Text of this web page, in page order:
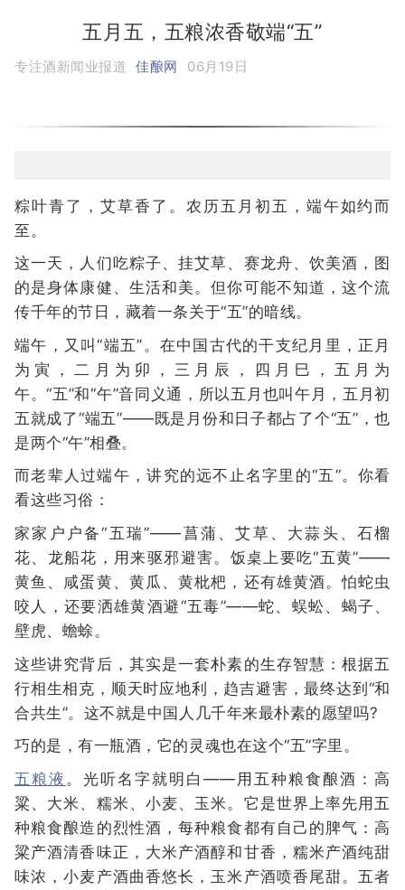
五月五，五粮浓香敬端“五”
专注酒新闻业报道 佳酿网 06月19日
粽叶青了，艾草香了。农历五月初五，端午如约而
至。
这一天，人们吃粽子、挂艾草、赛龙舟、饮美酒，图
的是身体康健、生活和美。但你可能不知道，这个流
传千年的节日，藏着一条关于“五”的暗线。
端午，又叫“端五”。在中国古代的干支纪月里，正月
为寅，二月为卯，三月辰，四月巳，五月为
午。“五”和“午”音同义通，所以五月也叫午月，五月初
五就成了“端五”——既是月份和日子都占了个“五”，也
是两个“午”相叠。
而老辈人过端午，讲究的远不止名字里的“五”。你看
看这些习俗：
家家户户备“五瑞”——菖蒲、艾草、大蒜头、石榴
花、龙船花，用来驱邪避害。饭桌上要吃“五黄”——
黄鱼、咸蛋黄、黄瓜、黄枇杷，还有雄黄酒。怕蛇虫
咬人，还要洒雄黄酒避“五毒”——蛇、蜈蚣、蝎子、
壁虎、蟾蜍。
这些讲究背后，其实是一套朴素的生存智慧：根据五
行相生相克，顺天时应地利，趋吉避害，最终达到“和
合共生”。这不就是中国人几千年来最朴素的愿望吗?
巧的是，有一瓶酒，它的灵魂也在这个“五”字里。
五粮液 。光听名字就明白——用五种粮食酿酒：高
粱、大米、糯米、小麦、玉米。它是世界上率先用五
种粮食酿造的烈性酒，每种粮食都有自己的脾气：高
粱产酒清香味正，大米产酒醇和甘香，糯米产酒纯甜
味浓，小麦产酒曲香悠长，玉米产酒喷香尾甜。五者